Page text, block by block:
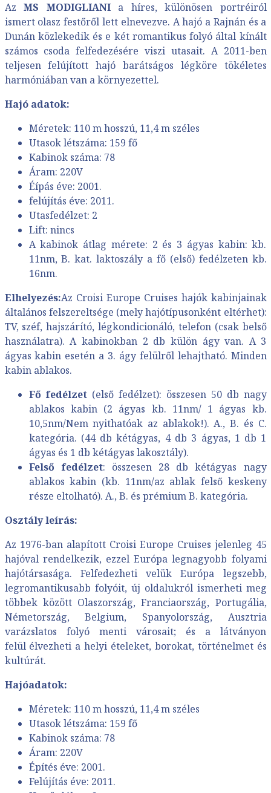
Az MS MODIGLIANIa híres, különösen portréiról
ismert olasz festőről lett elnevezve. A hajó a Rajnán és a
Dunán közlekedik és e két romantikus folyó által kínált
számos csoda felfedezésére viszi utasait. A 2011-ben
teljesen felújított hajó barátságos légköre tökéletes
harmóniában van a környezettel.
Hajó adatok:
Méretek: 110 m hosszú, 11,4 m széles
Utasok létszáma: 159 fő
Kabinok száma: 78
Áram: 220V
Éípás éve: 2001.
felújítás éve: 2011.
Utasfedélzet: 2
Lift: nincs
A kabinok átlag mérete: 2 és 3 ágyas kabin: kb.
11nm, B. kat. laktoszály a fő (első) fedélzeten kb.
16nm.
Elhelyezés:Az Croisi Europe Cruises hajók kabinjainak
általános felszereltsége (mely hajótípusonként eltérhet):
TV, széf, hajszárító, légkondicionáló, telefon (csak belső
használatra). A kabinokban 2 db külön ágy van. A 3
ágyas kabin esetén a 3. ágy felülről lehajtható. Minden
kabin ablakos.
Fő fedélzet (első fedélzet): összesen 50 db nagy
ablakos kabin (2 ágyas kb. 11nm/ 1 ágyas kb.
10,5nm/Nem nyithatóak az ablakok!). A., B. és C.
kategória. (44 db kétágyas, 4 db 3 ágyas, 1 db 1
ágyas és 1 db kétágyas lakosztály).
Felső fedélzet: összesen 28 db kétágyas nagy
ablakos kabin (kb. 11nm/az ablak felső keskeny
része eltolható). A., B. és prémium B. kategória.
Osztály leírás:
Az 1976-ban alapított Croisi Europe Cruises jelenleg 45
hajóval rendelkezik, ezzel Európa legnagyobb folyami
hajótársasága. Felfedezheti velük Európa legszebb,
legromantikusabb folyóit, új oldalukról ismerheti meg
többek között Olaszország, Franciaország, Portugália,
Németország, Belgium, Spanyolország, Ausztria
varázslatos folyó menti városait; és a látványon
felül élvezheti a helyi ételeket, borokat, történelmet és
kultúrát.
Hajóadatok:
Méretek: 110 m hosszú, 11,4 m széles
Utasok létszáma: 159 fő
Kabinok száma: 78
Áram: 220V
Építés éve: 2001.
Felújítás éve: 2011.